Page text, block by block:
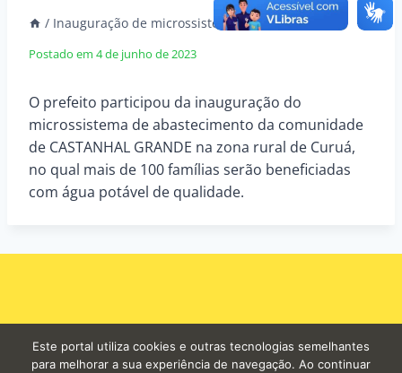
/ Inauguração de microssistema.
Postado em 4 de junho de 2023
O prefeito participou da inauguração do
microssistema de abastecimento da comunidade
de CASTANHAL GRANDE na zona rural de Curuá,
no qual mais de 100 famílias serão beneficiadas
com água potável de qualidade.
Este portal utiliza cookies e outras tecnologias semelhantes
para melhorar a sua experiência de navegação. Ao continuar